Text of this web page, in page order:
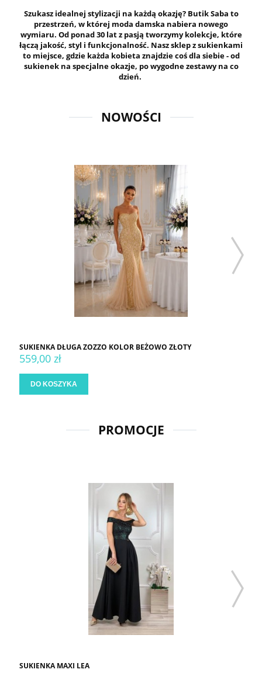
Szukasz idealnej stylizacji na każdą okazję? Butik Saba to
przestrzeń, w której moda damska nabiera nowego
wymiaru. Od ponad 30 lat z pasją tworzymy kolekcje, które
łączą jakość, styl i funkcjonalność. Nasz sklep z sukienkami
to miejsce, gdzie każda kobieta znajdzie coś dla siebie - od
sukienek na specjalne okazje, po wygodne zestawy na co
dzień.
NOWOŚCI
SUKIENKA DŁUGA ZOZZO KOLOR BEŻOWO ZŁOTY
559,00 zł
DO KOSZYKA
PROMOCJE
SUKIENKA MAXI LEA